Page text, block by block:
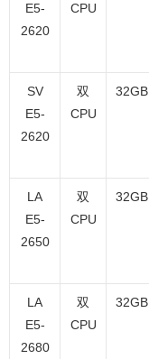
E5-
2620
CPU
SV
E5-
2620
双
CPU
32GB
LA
E5-
2650
双
CPU
32GB
LA
E5-
2680
双
CPU
32GB